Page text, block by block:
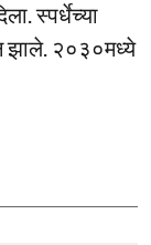
स्पर्धेच्या
झाले. २०३०मध्ये